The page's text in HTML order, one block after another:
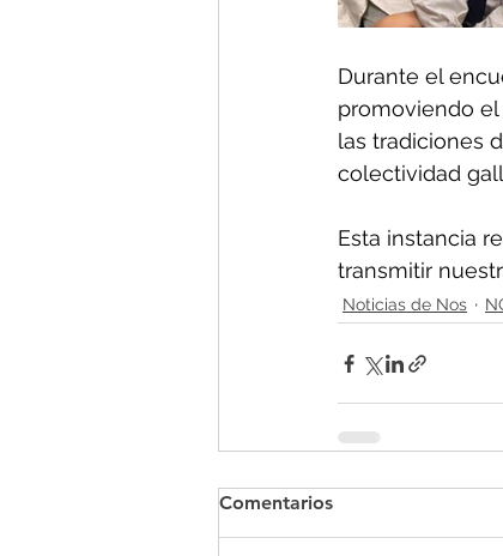
Durante el
promoviendo
las tradiciones
colectividad
Esta instancia
transmitir
Noticias de Nos
Comentarios